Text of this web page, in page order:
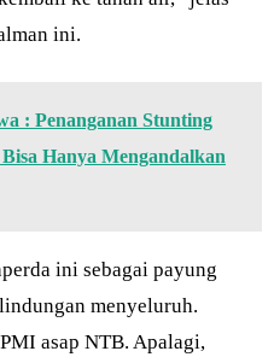
ini.
: Penanganan Stunting
Hanya Mengandalkan
ini sebagai payung
menyeluruh.
asap NTB. Apalagi,